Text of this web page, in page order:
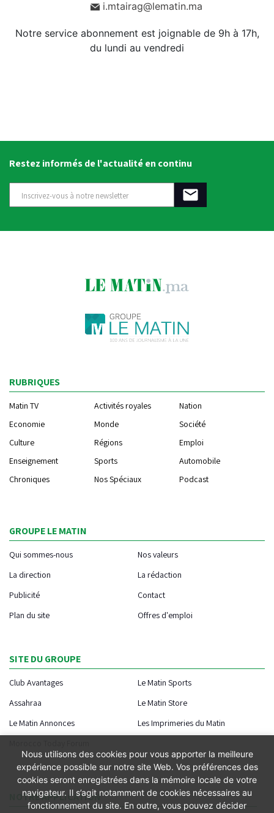
i.mtairag@lematin.ma
Notre service abonnement est joignable de 9h à 17h,
du lundi au vendredi
Restez informés de l'actualité en continu
RUBRIQUES
Matin TV Activités royales
Nation
Economie
Monde
Société
Culture
Régions
Emploi
Enseignement
Sports
Automobile
Chroniques
Nos Spéciaux Podcast
GROUPE LE MATIN
Qui sommes-nous
Nos valeurs
La direction
La rédaction
Publicité
Contact
Plan du site
Offres d'emploi
SITE DU GROUPE
Club Avantages
Le Matin Sports
Assahraa
Le Matin Store
Le Matin Annonces
Les Imprimeries du Matin
NOTRE APPLICATION
Nous utilisons des cookies pour vous apporter la meilleure
expérience possible sur notre site Web. Vos préférences des
cookies seront enregistrées dans la mémoire locale de votre
navigateur. Il s’agit notamment de cookies nécessaires au
fonctionnement du site. En outre, vous pouvez décider